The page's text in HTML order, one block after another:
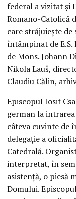
federal a vizitat și
Romano-Catolică
care străjuiește de
întâmpinat de E.S.
de Mons. Johann
Nikola Lauš,
Claudiu Călin,
Episcopul Iosif
german la
câteva cuvinte de
delegație a
Catedrală.
interpretat, în
asistență, o piesă
Domului.